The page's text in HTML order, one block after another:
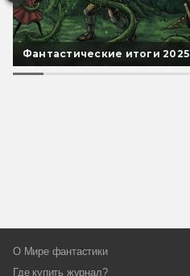
Фантастические итоги 2025
О Мире фантастики
Где купить журнал?